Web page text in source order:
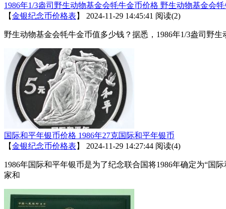
1986年1/3盎司野生动物基金会牦牛金币价格 野生动物基金会
【金银纪念币价格表 】 2024-11-29 14:45:41 阅读(2)
野生动物基金会牦牛金币值多少钱？据悉，1986年1/3盎司野
国际和平年银币价格 1986年27克国际和平年银币
【金银纪念币价格表 】 2024-11-29 14:27:44 阅读(4)
1986年国际和平年银币是为了纪念联合国将1986年确定为“国
家和